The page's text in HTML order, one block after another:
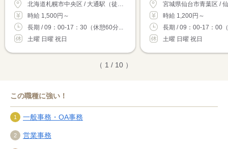
北海道札幌市中央区 / 大通駅（徒歩3分）
時給 1,500円～
長期 / 09：00-17：30（休憩60分...
土曜 日曜 祝日
時給 1,200円～
長期 / 09：00-17：00
土曜 日曜 祝日
（ 1 / 10 ）
この職種に強い！
一般事務・OA事務
営業事務